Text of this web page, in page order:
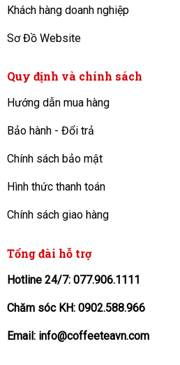
Khách hàng doanh nghiệp
Sơ Đồ Website
Quy định và chính sách
Hướng dẫn mua hàng
Bảo hành - Đổi trả
Chính sách bảo mật
Hình thức thanh toán
Chính sách giao hàng
Tổng đài hỗ trợ
Hotline 24/7: 077.906.1111
Chăm sóc KH: 0902.588.966
Email: info@coffeeteavn.com